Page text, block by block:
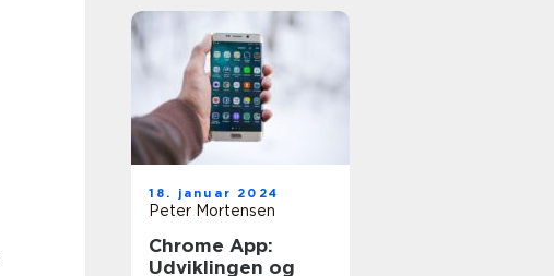
18. januar 2024
Peter Mortensen
Chrome App:
Udviklingen og